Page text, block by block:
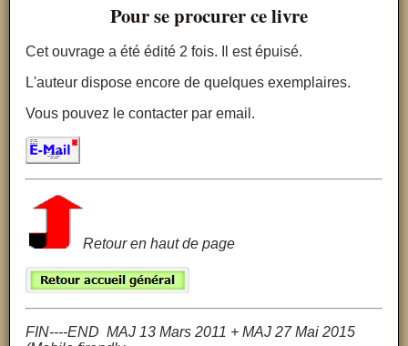
Pour se procurer ce livre
Cet ouvrage a été édité 2 fois. Il est épuisé.
L'auteur dispose encore de quelques exemplaires.
Vous pouvez le contacter par email.
Retour en haut de page
FIN----END MAJ 13 Mars 2011 + MAJ 27 Mai 2015